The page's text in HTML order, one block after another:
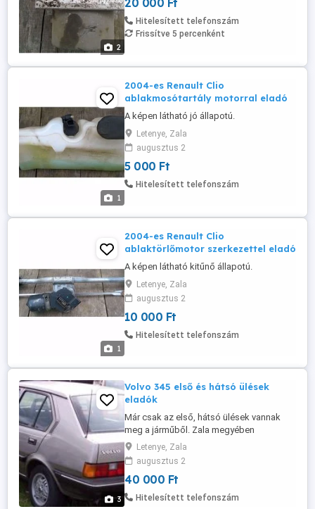
2
20 000 Ft
Hitelesített telefonszám
Frissítve 5 percenként
1
2004-es Renault Clio
ablakmosótartály motorral eladó
A képen látható jó állapotú.
Letenye, Zala
augusztus 2
5 000 Ft
Hitelesített telefonszám
1
2004-es Renault Clio
ablaktörlőmotor szerkezettel eladó
A képen látható kitűnő állapotú.
Letenye, Zala
augusztus 2
10 000 Ft
Hitelesített telefonszám
3
Volvo 345 első és hátsó ülések
eladók
Már csak az első, hátsó ülések vannak
meg a járműből. Zala megyében
találhatók.
Letenye, Zala
augusztus 2
40 000 Ft
Hitelesített telefonszám